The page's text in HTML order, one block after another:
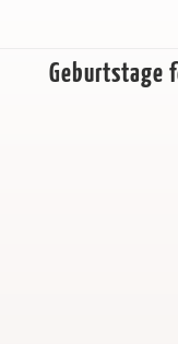
Geburtstage